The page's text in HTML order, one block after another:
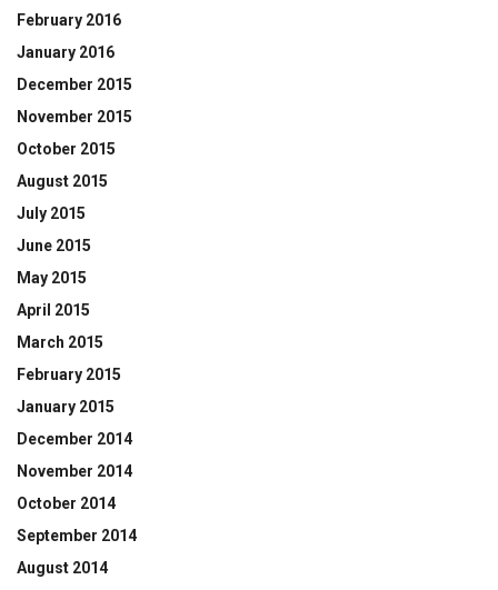
February 2016
January 2016
December 2015
November 2015
October 2015
August 2015
July 2015
June 2015
May 2015
April 2015
March 2015
February 2015
January 2015
December 2014
November 2014
October 2014
September 2014
August 2014